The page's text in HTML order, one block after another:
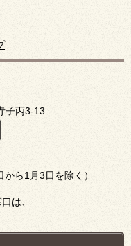
子丙3-13
ら1月3日を除く）
は、